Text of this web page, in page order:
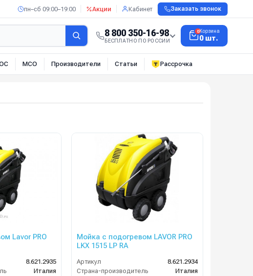
пн–сб 09:00–19:00 Акции Кабинет Заказать звонок
8 800 350-16-98
БЕСПЛАТНО ПО РОССИИ
0Корзина
0 шт.
МСО Производители Статьи Рассрочка
Lavor PRO
8.621.2935
Италия
Мойка с подогревом LAVOR PRO
LKX 1515 LP RA
Артикул
8.621.2934
Страна-производитель
Италия